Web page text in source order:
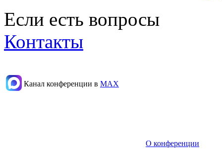
Если есть вопросы
Контакты
Канал конференции в МАХ
О конференции